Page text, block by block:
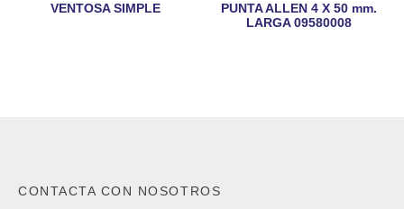
VENTOSA SIMPLE
PUNTA ALLEN 4 X 50 mm.
LARGA 09580008
CONTACTA CON NOSOTROS